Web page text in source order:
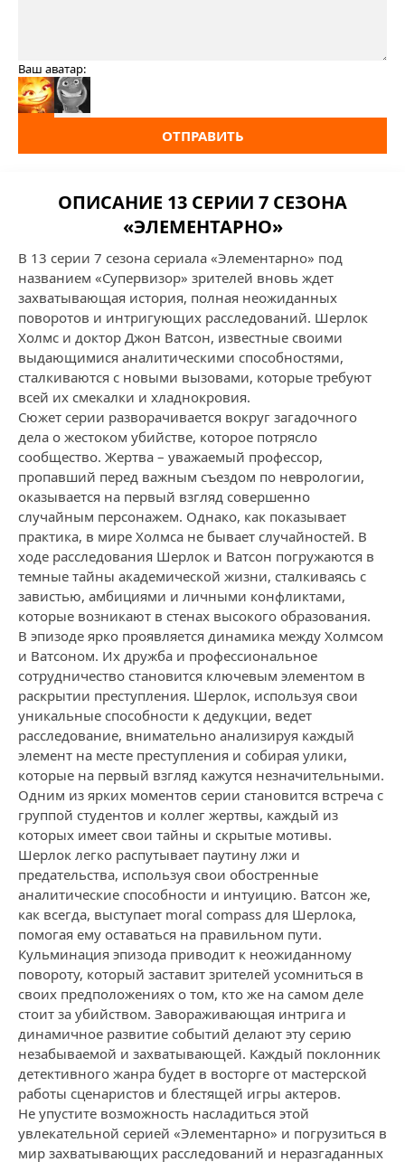
Ваш аватар:
ОТПРАВИТЬ
ОПИСАНИЕ 13 СЕРИИ 7 СЕЗОНА
«ЭЛЕМЕНТАРНО»
В 13 серии 7 сезона сериала «Элементарно» под
названием «Супервизор» зрителей вновь ждет
захватывающая история, полная неожиданных
поворотов и интригующих расследований. Шерлок
Холмс и доктор Джон Ватсон, известные своими
выдающимися аналитическими способностями,
сталкиваются с новыми вызовами, которые требуют
всей их смекалки и хладнокровия.
Сюжет серии разворачивается вокруг загадочного
дела о жестоком убийстве, которое потрясло
сообщество. Жертва – уважаемый профессор,
пропавший перед важным съездом по неврологии,
оказывается на первый взгляд совершенно
случайным персонажем. Однако, как показывает
практика, в мире Холмса не бывает случайностей. В
ходе расследования Шерлок и Ватсон погружаются в
темные тайны академической жизни, сталкиваясь с
завистью, амбициями и личными конфликтами,
которые возникают в стенах высокого образования.
В эпизоде ярко проявляется динамика между Холмсом
и Ватсоном. Их дружба и профессиональное
сотрудничество становится ключевым элементом в
раскрытии преступления. Шерлок, используя свои
уникальные способности к дедукции, ведет
расследование, внимательно анализируя каждый
элемент на месте преступления и собирая улики,
которые на первый взгляд кажутся незначительными.
Одним из ярких моментов серии становится встреча с
группой студентов и коллег жертвы, каждый из
которых имеет свои тайны и скрытые мотивы.
Шерлок легко распутывает паутину лжи и
предательства, используя свои обостренные
аналитические способности и интуицию. Ватсон же,
как всегда, выступает moral compass для Шерлока,
помогая ему оставаться на правильном пути.
Кульминация эпизода приводит к неожиданному
повороту, который заставит зрителей усомниться в
своих предположениях о том, кто же на самом деле
стоит за убийством. Завораживающая интрига и
динамичное развитие событий делают эту серию
незабываемой и захватывающей. Каждый поклонник
детективного жанра будет в восторге от мастерской
работы сценаристов и блестящей игры актеров.
Не упустите возможность насладиться этой
увлекательной серией «Элементарно» и погрузиться в
мир захватывающих расследований и неразгаданных